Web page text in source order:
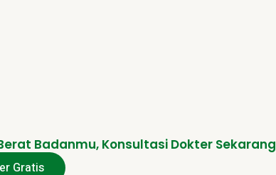
Badanmu, Konsultasi Dokter Sekarang
Gratis